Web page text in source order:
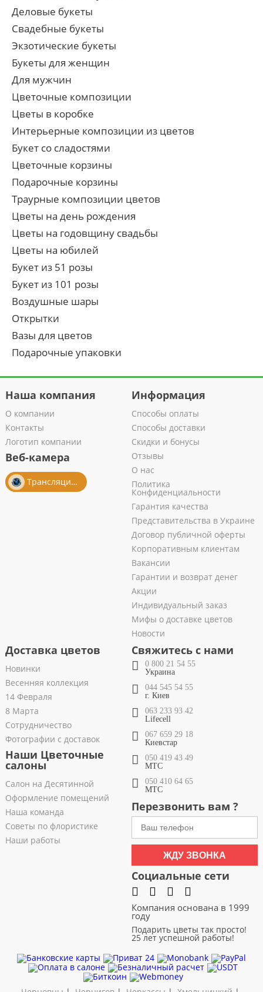
Деловые букеты
Свадебные букеты
Экзотические букеты
Букеты для женщин
Для мужчин
Цветочные композиции
Цветы в коробке
Интерьерные композиции из цветов
Букет со сладостями
Цветочные корзины
Подарочные корзины
Траурные композиции цветов
Цветы на день рождения
Цветы на годовщину свадьбы
Цветы на юбилей
Букет из 51 розы
Букет из 101 розы
Воздушные шары
Открытки
Вазы для цветов
Подарочные упаковки
Наша компания
О компании
Контакты
Логотип компании
Веб-камера
Трансляция из салона
Информация
Способы оплаты
Способы доставки
Скидки и бонусы
Отзывы
О нас
Политика
Конфиденциальности
Гарантия качества
Представительства в Украине
Договор публичной оферты
Корпоративным клиентам
Вакансии
Гарантии и возврат денег
Акции
Индивидуальный заказ
Мифы о доставке цветов
Новости
Доставка цветов
Новинки
Весенняя коллекция
14 Февраля
8 Марта
Сотрудничество
Фотографии с доставок
Наши Цветочные
салоны
Салон на Десятинной
Оформление помещений
Наша команда
Советы по флористике
Наши работы
Свяжитесь с нами
0 800 21 54 55
Украина
044 545 54 55
г. Киев
063 233 93 42
Lifecell
067 659 29 18
Киевстар
050 419 43 49
МТС
050 410 64 65
МТС
Перезвонить вам ?
ЖДУ ЗВОНКА
Социальные сети
Компания основана в 1999
году
Подарить цветы так просто!
25 лет успешной работы!